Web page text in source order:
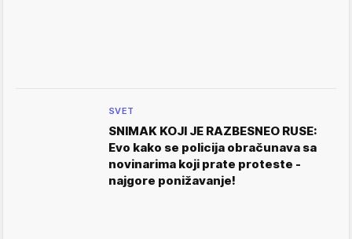
SVET
SNIMAK KOJI JE RAZBESNEO RUSE:
Evo kako se policija obračunava sa
novinarima koji prate proteste -
najgore ponižavanje!